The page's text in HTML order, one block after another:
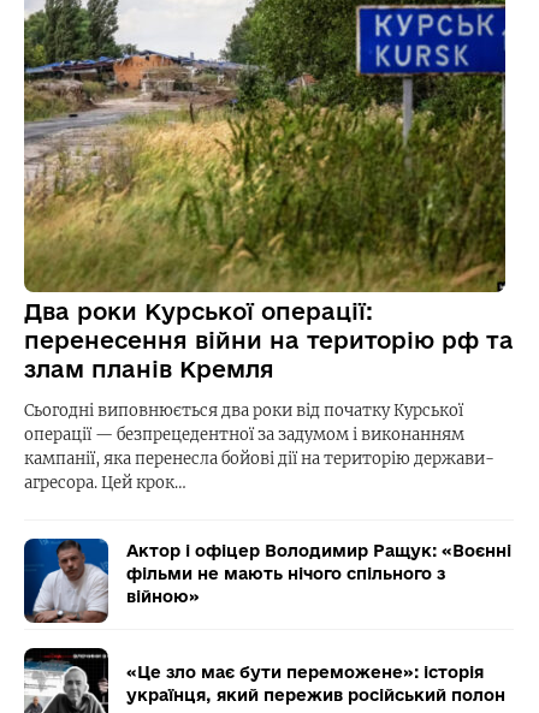
Два роки Курської операції:
перенесення війни на територію рф та
злам планів Кремля
Сьогодні виповнюється два роки від початку Курської
операції — безпрецедентної за задумом і виконанням
кампанії, яка перенесла бойові дії на територію держави-
агресора. Цей крок…
Актор і офіцер Володимир Ращук: «Воєнні
фільми не мають нічого спільного з
війною»
«Це зло має бути переможене»: історія
українця, який пережив російський полон